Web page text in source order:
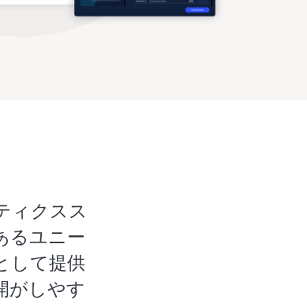
ィクスス
るユニー
して提供
がしやす